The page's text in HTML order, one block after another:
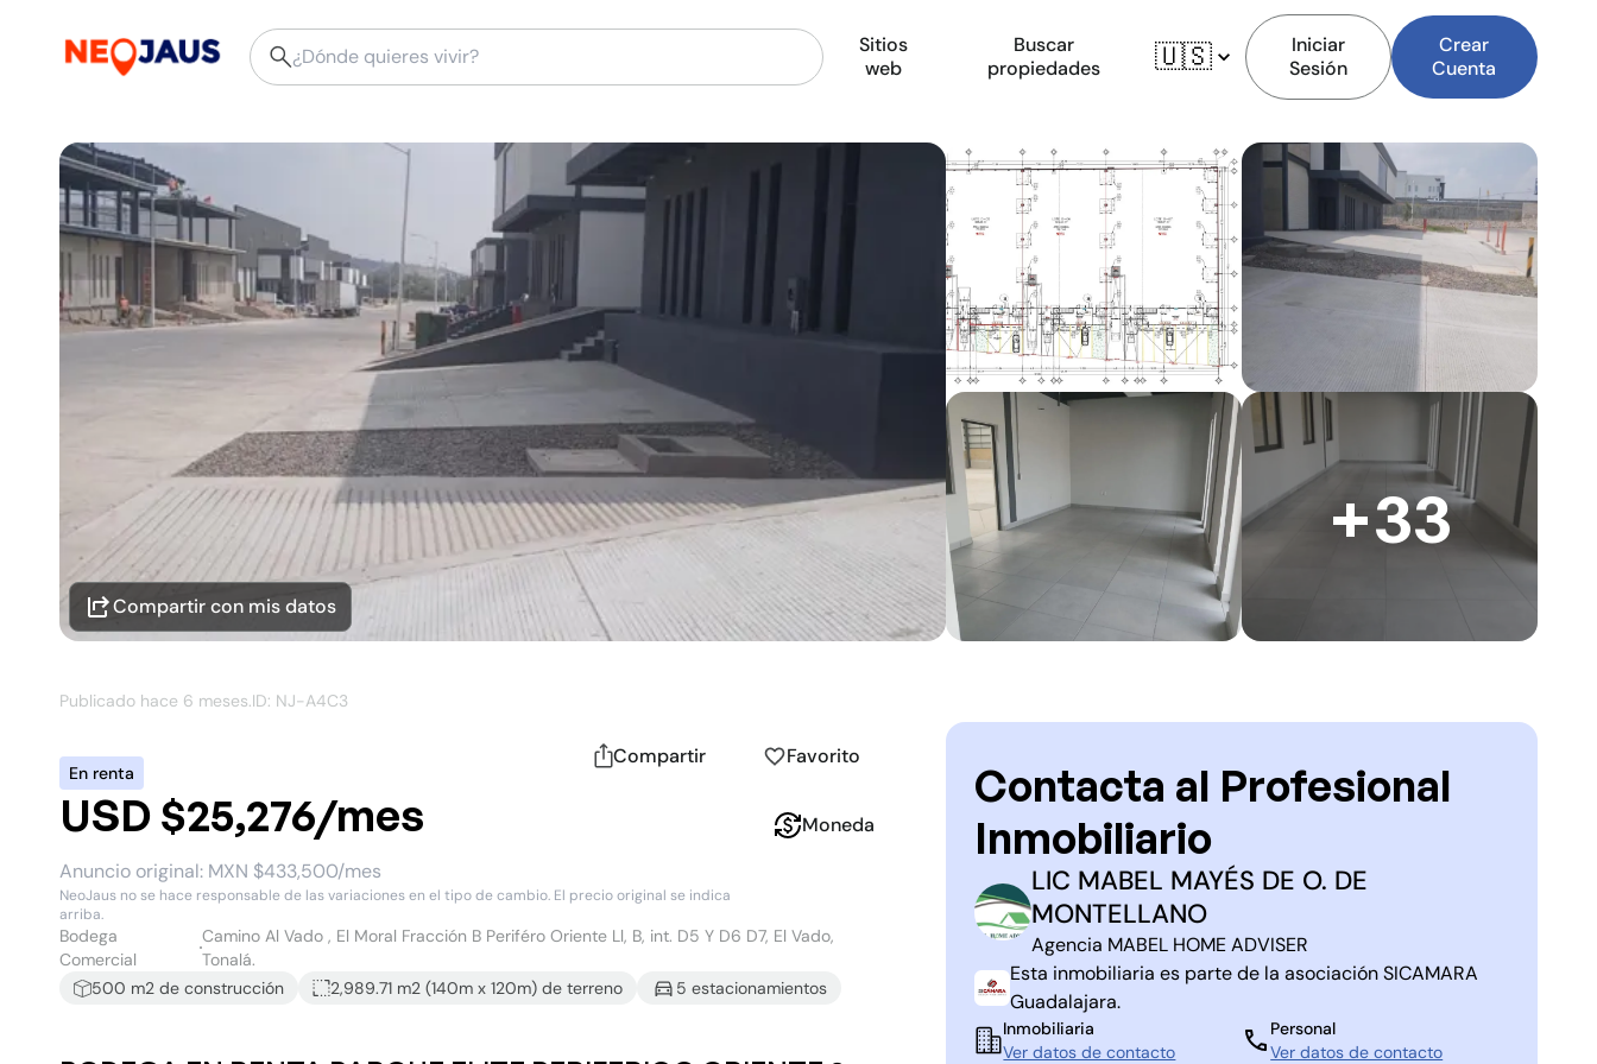
Sitios
web
Buscar
propiedades
🇺🇸
Iniciar
Sesión
Crear
Cuenta
Compartir con mis datos
+33
Publicado hace 6 meses.ID: NJ-A4C3
En renta
Compartir Favorito
USD $25,276/mes
Anuncio original: MXN $433,500/mes
NeoJaus no se hace responsable de las variaciones en el tipo de cambio. El precio original se indica
arriba.
Moneda
Bodega
Comercial
Camino Al Vado , El Moral Fracción B Periféro Oriente Ll, B, int. D5 Y D6 D7, El Vado,
Tonalá.
500 m2 de construcción 2,989.71 m2 (140m x 120m) de terreno 5 estacionamientos
Contacta al Profesional
Inmobiliario
LM
LIC MABEL MAYÉS DE O. DE
MONTELLANO
Agencia MABEL HOME ADVISER
Esta inmobiliaria es parte de la asociaciónSICAMARA
Guadalajara.
Inmobiliaria
Ver datos de contacto
Personal
Ver datos de contacto